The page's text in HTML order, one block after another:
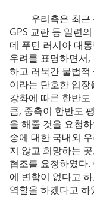
우리측은 최근
GPS 교란 등 일련
데 푸틴 러시아 대
우려를 표명하면서
하고 러북간 불법적
이라는 단호한 입
강화에 따른 한반
큼, 중측이 한반도
을 해줄 것을 요청
송에 대한 국내외
지 않고 희망하는
협조를 요청하였다
에 변함이 없다고
역할을 하겠다고 하